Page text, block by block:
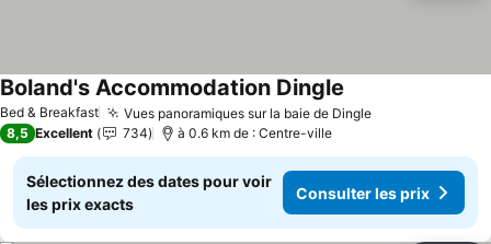
Bed & Breakfast Vues panoramiques sur la baie de Dingle
Boland's Accommodation Dingle
8,5 Excellent 734 à 0.6 km de : Centre-ville
Sélectionnez des dates pour voir
les prix exacts
Consulter les prix